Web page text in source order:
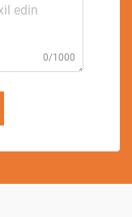
0/1000